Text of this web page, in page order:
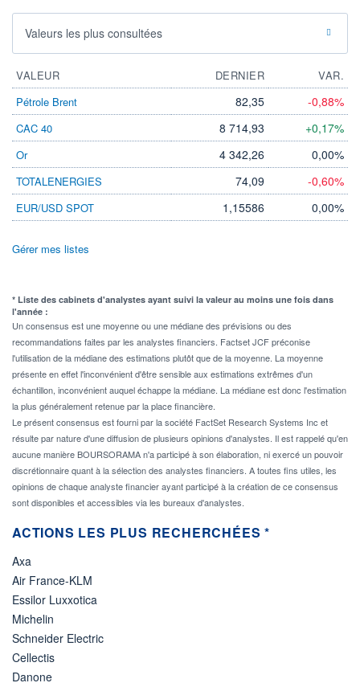
Valeurs les plus consultées
VALEUR DERNIER
VAR.
Pétrole Brent
82,35 -0,88%
CAC 40 8 714,93 +0,17%
Or 4 342,26 0,00%
TOTALENERGIES 74,09 -0,60%
EUR/USD SPOT 1,15586 0,00%
Gérer mes listes
* Liste des cabinets d'analystes ayant suivi la valeur au moins une fois dans
l'année :
Un consensus est une moyenne ou une médiane des prévisions ou des
recommandations faites par les analystes financiers. Factset JCF préconise
l'utilisation de la médiane des estimations plutôt que de la moyenne. La moyenne
présente en effet l'inconvénient d'être sensible aux estimations extrêmes d'un
échantillon, inconvénient auquel échappe la médiane. La médiane est donc l'estimation
la plus généralement retenue par la place financière.
Le présent consensus est fourni par la société FactSet Research Systems Inc et
résulte par nature d'une diffusion de plusieurs opinions d'analystes. Il est rappelé qu'en
aucune manière BOURSORAMA n'a participé à son élaboration, ni exercé un pouvoir
discrétionnaire quant à la sélection des analystes financiers. A toutes fins utiles, les
opinions de chaque analyste financier ayant participé à la création de ce consensus
sont disponibles et accessibles via les bureaux d'analystes.
ACTIONS LES PLUS RECHERCHÉES *
Axa
Air France-KLM
Essilor Luxxotica
Michelin
Schneider Electric
Cellectis
Danone